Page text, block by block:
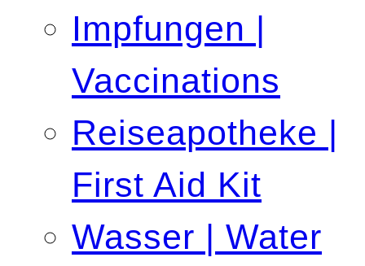
Impfungen |
Vaccinations
Reiseapotheke |
First Aid Kit
Wasser | Water